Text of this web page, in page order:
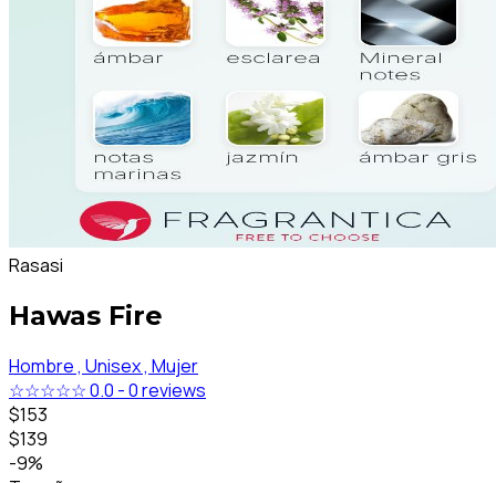
Rasasi
Hawas Fire
Hombre , Unisex , Mujer
☆☆☆☆☆0.0 -0 reviews
$153
$139
-9%